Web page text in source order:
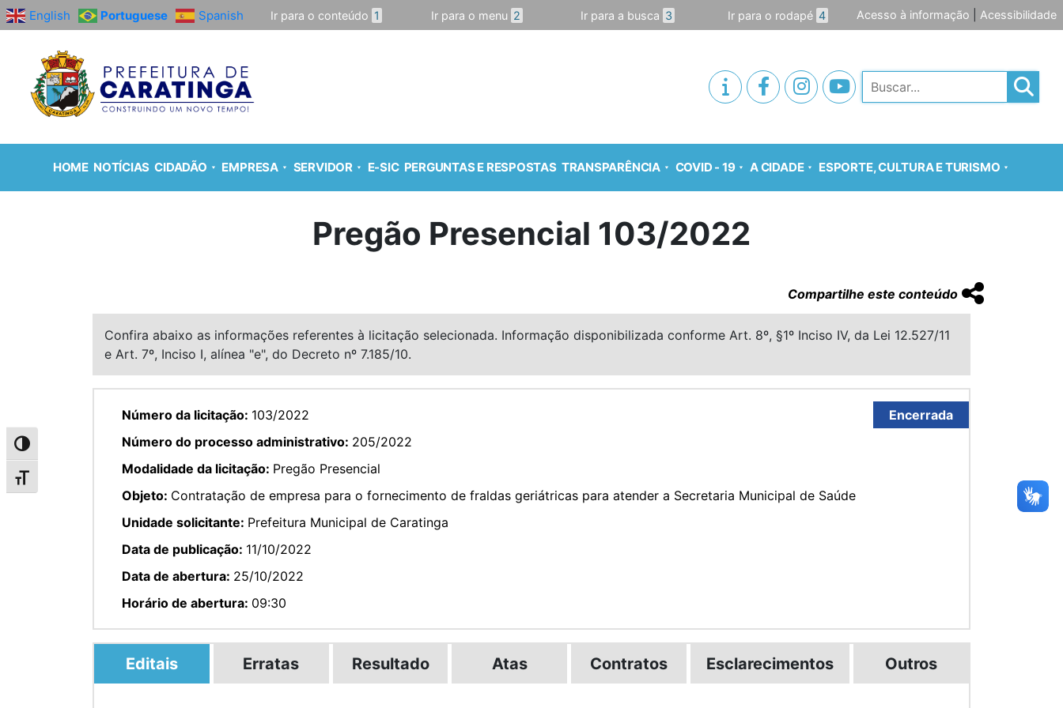
Alternar alto contraste
Alternar tamanho da fonte
English Portuguese Spanish Ir para o conteúdo 1 Ir para o menu 2 Ir para a busca 3 Ir para o rodapé 4 Acesso à informação Acessibilidade
Pesquisar
HOME NOTÍCIAS CIDADÃO EMPRESA SERVIDOR E-SIC PERGUNTAS E RESPOSTAS TRANSPARÊNCIA COVID - 19 A CIDADE ESPORTE, CULTURA E TURISMO
Pregão Presencial 103/2022
Compartilhe este conteúdo
Confira abaixo as informações referentes à licitação selecionada. Informação disponibilizada conforme Art. 8º, §1º Inciso IV, da Lei 12.527/11
e Art. 7º, Inciso I, alínea "e", do Decreto nº 7.185/10.
Encerrada
Número da licitação: 103/2022
Número do processo administrativo: 205/2022
Modalidade da licitação: Pregão Presencial
Objeto: Contratação de empresa para o fornecimento de fraldas geriátricas para atender a Secretaria Municipal de Saúde
Unidade solicitante: Prefeitura Municipal de Caratinga
Data de publicação: 11/10/2022
Data de abertura: 25/10/2022
Horário de abertura: 09:30
Editais Erratas Resultado Atas Contratos Esclarecimentos Outros